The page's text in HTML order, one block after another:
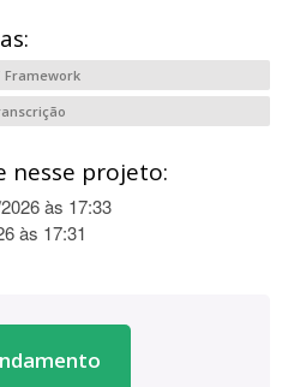
Framework
nesse projeto:
às 17:33
às 17:31